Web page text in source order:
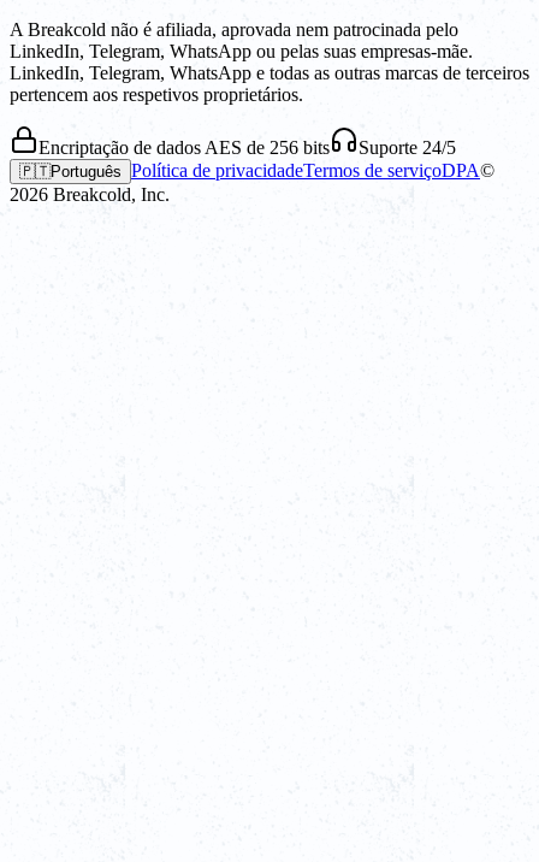
A Breakcold não é afiliada, aprovada nem patrocinada pelo
LinkedIn, Telegram, WhatsApp ou pelas suas empresas-mãe.
LinkedIn, Telegram, WhatsApp e todas as outras marcas de terceiros
pertencem aos respetivos proprietários.
Encriptação de dados AES de 256 bits Suporte 24/5
🇵🇹Português Política de privacidadeTermos de serviçoDPA©
2026 Breakcold, Inc.